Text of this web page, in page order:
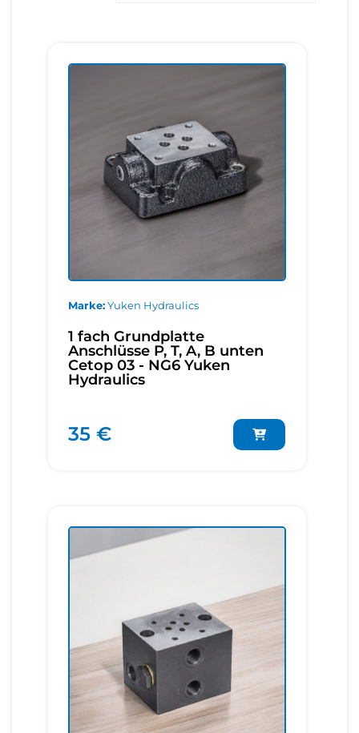
Marke Yuken Hydraulics
1 fach Grundplatte
Anschlüsse P, T, A, B unten
Cetop 03 - NG6 Yuken
Hydraulics
35 €